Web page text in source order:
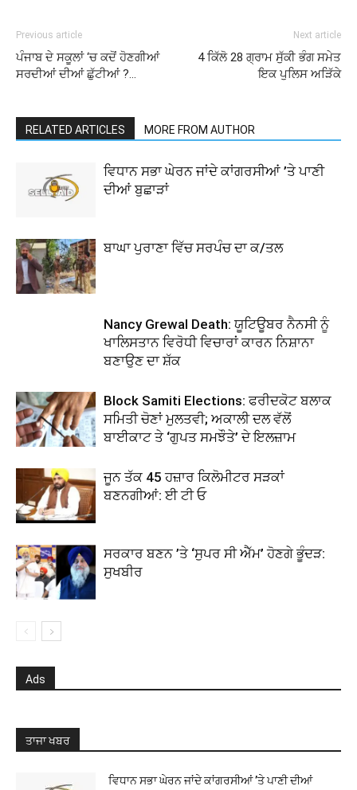
Previous article
ਪੰਜਾਬ ਦੇ ਸਕੂਲਾਂ ‘ਚ ਕਦੋਂ ਹੋਣਗੀਆਂ
ਸਰਦੀਆਂ ਦੀਆਂ ਛੁੱਟੀਆਂ ?…
Next article
4 ਕਿੱਲੋ 28 ਗ੍ਰਾਮ ਸੁੱਕੀ ਭੰਗ ਸਮੇਤ
ਇਕ ਪੁਲਿਸ ਅੜਿੱਕੇ
RELATED ARTICLES MORE FROM AUTHOR
ਵਿਧਾਨ ਸਭਾ ਘੇਰਨ ਜਾਂਦੇ ਕਾਂਗਰਸੀਆਂ ’ਤੇ ਪਾਣੀ
ਦੀਆਂ ਬੁਛਾੜਾਂ
ਬਾਘਾ ਪੁਰਾਣਾ ਵਿੱਚ ਸਰਪੰਚ ਦਾ ਕ/ਤਲ
Nancy Grewal Death: ਯੂਟਿਊਬਰ ਨੈਨਸੀ ਨੂੰ
ਖਾਲਿਸਤਾਨ ਵਿਰੋਧੀ ਵਿਚਾਰਾਂ ਕਾਰਨ ਨਿਸ਼ਾਨਾ
ਬਣਾਉਣ ਦਾ ਸ਼ੱਕ
Block Samiti Elections: ਫਰੀਦਕੋਟ ਬਲਾਕ
ਸਮਿਤੀ ਚੋਣਾਂ ਮੁਲਤਵੀ; ਅਕਾਲੀ ਦਲ ਵੱਲੋਂ
ਬਾਈਕਾਟ ਤੇ ‘ਗੁਪਤ ਸਮਝੌਤੇ’ ਦੇ ਇਲਜ਼ਾਮ
ਜੂਨ ਤੱਕ 45 ਹਜ਼ਾਰ ਕਿਲੋਮੀਟਰ ਸੜਕਾਂ
ਬਣਨਗੀਆਂ: ਈ ਟੀ ਓ
ਸਰਕਾਰ ਬਣਨ ’ਤੇ ‘ਸੁਪਰ ਸੀ ਐੱਮ’ ਹੋਣਗੇ ਭੂੰਦੜ:
ਸੁਖਬੀਰ
Ads
ਤਾਜਾ ਖਬਰ
ਵਿਧਾਨ ਸਭਾ ਘੇਰਨ ਜਾਂਦੇ ਕਾਂਗਰਸੀਆਂ ’ਤੇ ਪਾਣੀ ਦੀਆਂ